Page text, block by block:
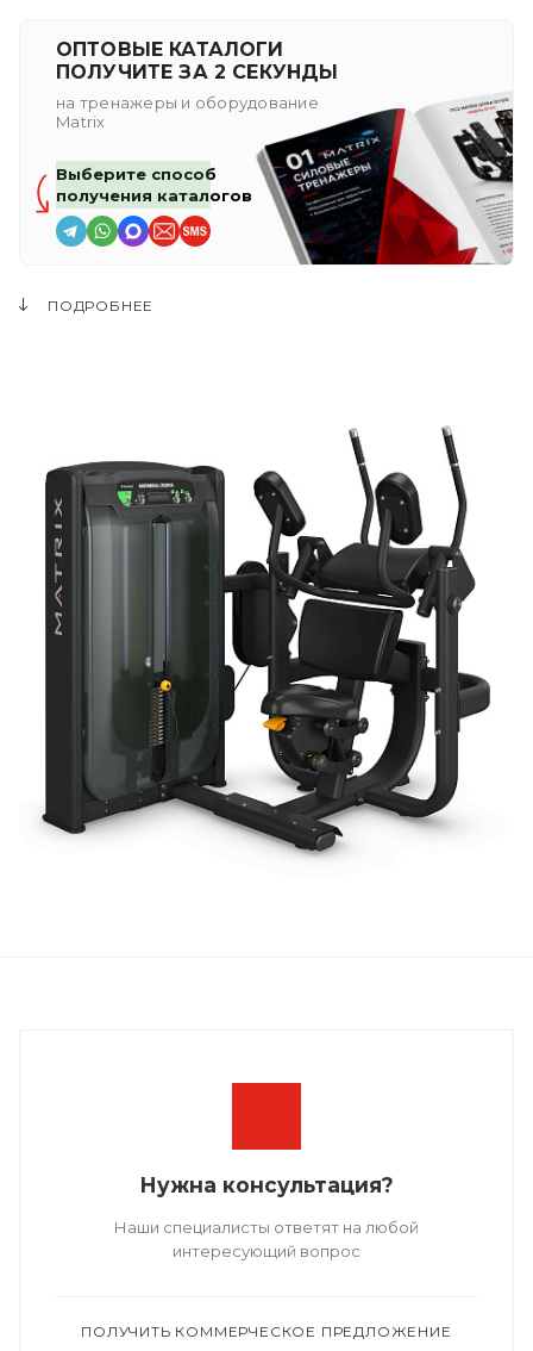
ОПТОВЫЕ КАТАЛОГИ
ПОЛУЧИТЕ ЗА 2 СЕКУНДЫ
на тренажеры и оборудование
Matrix
Выберите способ
получения каталогов
ПОДРОБНЕЕ
Нужна консультация?
Наши специалисты ответят на любой
интересующий вопрос
ПОЛУЧИТЬ КОММЕРЧЕСКОЕ ПРЕДЛОЖЕНИЕ